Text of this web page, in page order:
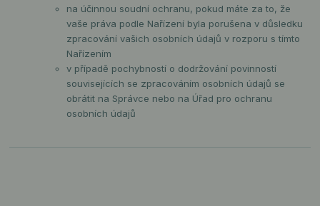
na účinnou soudní ochranu, pokud máte za to, že
vaše práva podle Nařízení byla porušena v důsledku
zpracování vašich osobních údajů v rozporu s tímto
Nařízením
v případě pochybností o dodržování povinností
souvisejících se zpracováním osobních údajů se
obrátit na Správce nebo na Úřad pro ochranu
osobních údajů